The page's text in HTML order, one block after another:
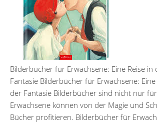
Bilderbücher für Erwachsene: Eine Reise in
Fantasie Bilderbücher für Erwachsene:
der Fantasie Bilderbücher sind nicht nur
Erwachsene können von der Magie und
Bücher profitieren. Bilderbücher für